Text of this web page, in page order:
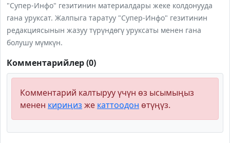
"Супер-Инфо" гезитинин материалдары жеке колдонууда
гана уруксат. Жалпыга таратуу "Супер-Инфо" гезитинин
редакциясынын жазуу түрүндөгү уруксаты менен гана
болушу мүмкүн.
Комментарийлер (0)
Комментарий калтыруу үчүн өз ысымыңыз
менен кириңиз же каттоодон өтүңүз.